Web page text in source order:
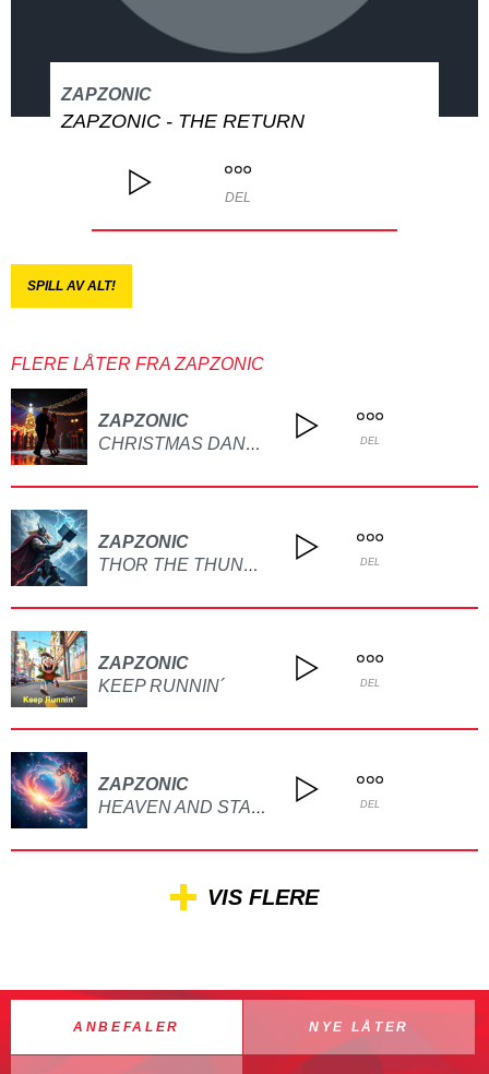
ZAPZONIC
ZAPZONIC - THE RETURN
DEL
SPILL AV ALT!
FLERE LÅTER FRA ZAPZONIC
ZAPZONIC
CHRISTMAS DANCE DEL
ZAPZONIC
THOR THE THUNDER GOD DEL
ZAPZONIC
KEEP RUNNIN´
DEL
ZAPZONIC
HEAVEN AND STARS DEL
VIS FLERE
ANBEFALER NYE LÅTER